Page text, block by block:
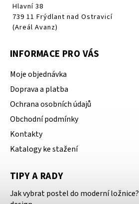
Hlavní 38
739 11 Frýdlant nad Ostravicí
(Areál Avanz)
INFORMACE PRO VÁS
Moje objednávka
Doprava a platba
Ochrana osobních údajů
Obchodní podmínky
Kontakty
Katalogy ke stažení
TIPY A RADY
Jak vybrat postel do moderní